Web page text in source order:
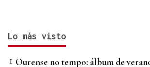
Lo más visto
Ourense no tempo: álbum de